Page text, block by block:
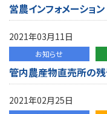
営農インフォメーショ
2021年03月11日
お知らせ
管内農産物直売所の残
2021年02月25日